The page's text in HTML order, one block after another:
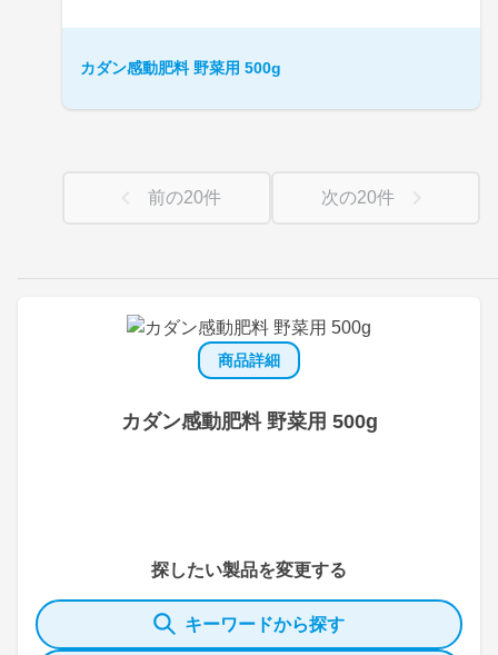
商品詳細
カダン感動肥料 野菜用 500g
探したい製品を変更する
キーワードから探す
カダン感動肥料 野菜用 500g
前の20件 次の20件